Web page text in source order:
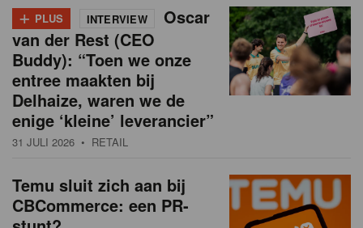
+ PLUS INTERVIEW
Oscar
van der Rest (CEO
Buddy): “Toen we onze
entree maakten bij
Delhaize, waren we de
enige ‘kleine’ leverancier”
31 JULI 2026 • RETAIL
Temu sluit zich aan bij
CBCommerce: een PR-